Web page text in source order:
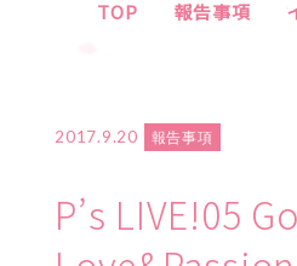
TOP 報告事項
2017.9.20 報告事項
P’s LIVE!05